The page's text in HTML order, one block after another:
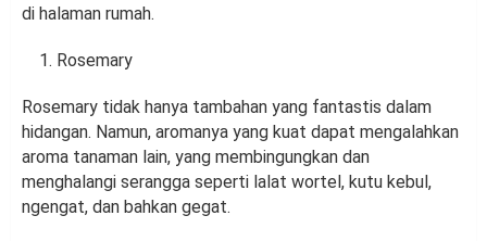
di halaman rumah.
Rosemary
Rosemary tidak hanya tambahan yang fantastis dalam
hidangan. Namun, aromanya yang kuat dapat mengalahkan
aroma tanaman lain, yang membingungkan dan
menghalangi serangga seperti lalat wortel, kutu kebul,
ngengat, dan bahkan gegat.